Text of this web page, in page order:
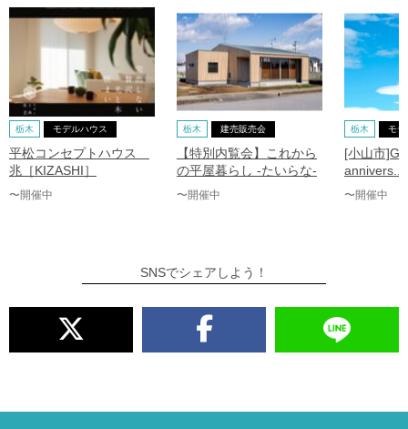
栃木 モデルハウス
平松コンセプトハウス
兆［KIZASHI］
〜開催中
栃木 建売販売会
【特別内覧会】これから
の平屋暮らし -たいらな-
〜開催中
栃木 モデ
[小山市
annivers...
〜開催中
SNSでシェアしよう！